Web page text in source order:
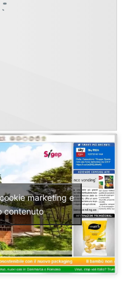
marketing e
contenuto